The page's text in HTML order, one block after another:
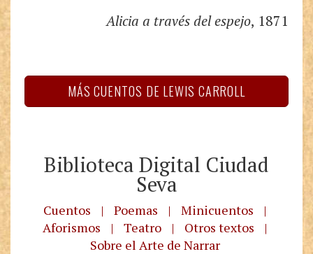
Alicia a través del espejo, 1871
MÁS CUENTOS DE LEWIS CARROLL
Biblioteca Digital Ciudad
Seva
Cuentos | Poemas | Minicuentos
|
Aforismos
| Teatro | Otros textos
|
Sobre el Arte de Narrar